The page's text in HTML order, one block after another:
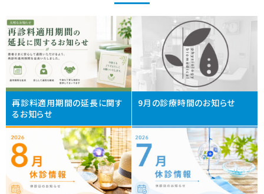
再診料適用期間の延長に関す
るお知らせ
9月の診療時間のお知らせ